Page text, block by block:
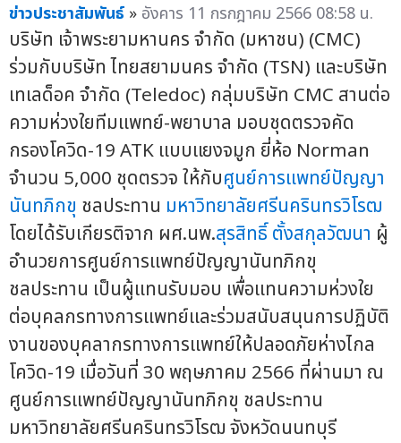
ข่าวประชาสัมพันธ์ » อังคาร 11 กรกฎาคม 2566 08:58 น.
บริษัท เจ้าพระยามหานคร จำกัด (มหาชน) (CMC)
ร่วมกับบริษัท ไทยสยามนคร จำกัด (TSN) และบริษัท
เทเลด็อค จำกัด (Teledoc) กลุ่มบริษัท CMC สานต่อ
ความห่วงใยทีมแพทย์-พยาบาล มอบชุดตรวจคัด
กรองโควิด-19 ATK แบบแยงจมูก ยี่ห้อ Norman
จำนวน 5,000 ชุดตรวจ ให้กับศูนย์การแพทย์ปัญญา
นันทภิกขุ ชลประทาน มหาวิทยาลัยศรีนครินทรวิโรฒ
โดยได้รับเกียรติจาก ผศ.นพ.สุรสิทธิ์ ตั้งสกุลวัฒนา ผู้
อำนวยการศูนย์การแพทย์ปัญญานันทภิกขุ
ชลประทาน เป็นผู้แทนรับมอบ เพื่อแทนความห่วงใย
ต่อบุคลกรทางการแพทย์และร่วมสนับสนุนการปฏิบัติ
งานของบุคลากรทางการแพทย์ให้ปลอดภัยห่างไกล
โควิด-19 เมื่อวันที่ 30 พฤษภาคม 2566 ที่ผ่านมา ณ
ศูนย์การแพทย์ปัญญานันทภิกขุ ชลประทาน
มหาวิทยาลัยศรีนครินทรวิโรฒ จังหวัดนนทบุรี